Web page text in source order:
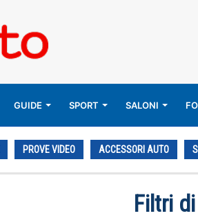
GUIDE SPORT SALONI
PROVE VIDEO ACCESSORI AUTO
Filtri